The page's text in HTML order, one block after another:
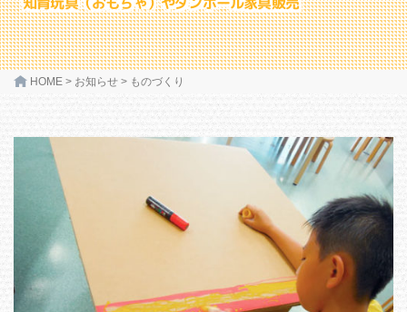
HOME > お知らせ > ものづくり